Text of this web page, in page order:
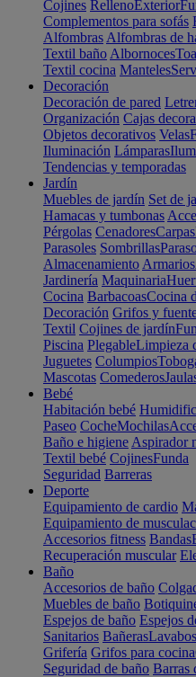
Cojines RellenoExterior
Complementos para sofás
Alfombras Alfombras de
Textil baño Albornoces
Textil cocina Manteles
Decoración
Decoración de pared
Organización Cajas
Objetos decorativos Velas
Iluminación Lámparas
Tendencias y temporadas
Jardín
Muebles de jardín Set de
Hamacas y tumbonas
Pérgolas CenadoresCarpas
Parasoles Sombrillas
Almacenamiento Armarios
Jardinería Maquinaria
Cocina BarbacoasCocina
Decoración Grifos y
Textil Cojines de jardín
Piscina PlegableLimpieza
Juguetes Columpios
Mascotas Comederos
Bebé
Habitación bebé
Paseo CocheMochilas
Baño e higiene Aspirador
Textil bebé CojinesFunda
Seguridad Barreras
Deporte
Equipamiento de cardio
Equipamiento de
Accesorios fitness Bandas
Recuperación muscular
Baño
Accesorios de baño
Muebles de baño
Espejos de baño Espejos
Sanitarios BañerasLavabos
Grifería Grifos para cocina
Seguridad de baño Barras